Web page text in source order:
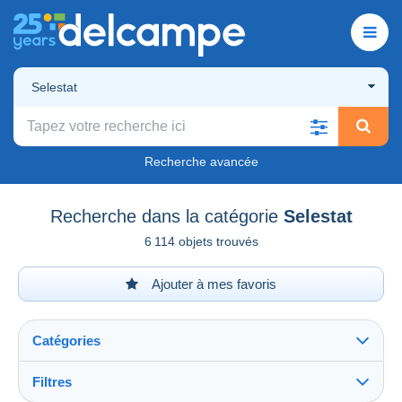
Selestat
Recherche avancée
Recherche dans la catégorie Selestat
6 114 objets trouvés
Ajouter à mes favoris
Catégories
Filtres